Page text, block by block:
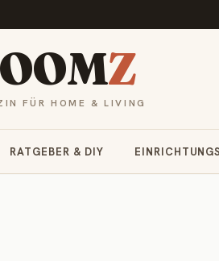
Z
FÜR HOME & LIVING
RATGEBER & DIY